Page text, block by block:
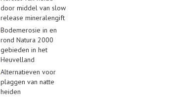
door middel van slow
release mineralengift
Bodemerosie in en
rond Natura 2000
gebieden in het
Heuvelland
Alternatieven voor
plaggen van natte
heiden